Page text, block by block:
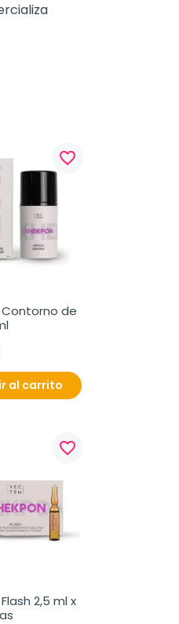
favorite_border
Contorno de
al carrito
favorite_border
2,5 ml x